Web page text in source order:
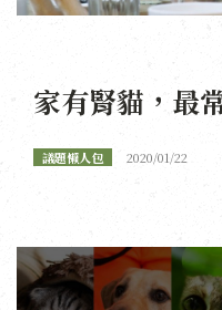
家有腎貓，最
議題懶人包 2020/01/22